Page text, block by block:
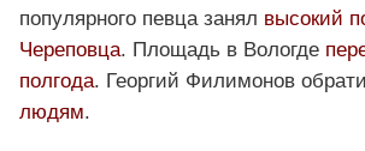
популярного певца занял высокий
Череповца. Площадь в Вологде
полгода. Георгий Филимонов
людям.